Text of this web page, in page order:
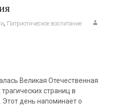
, Патриотическое воспитание
Великая Отечественная
страниц в
день напоминает о